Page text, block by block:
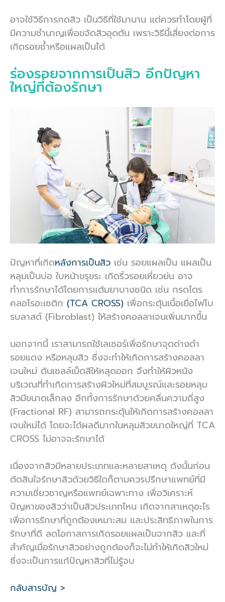
อาจใช้วิธีการกดสิว เป็นวิธีที่ใช้มานาน แต่ควรทำโดยผู้ที่
มีความชำนาญเพื่อขจัดสิวอุดตัน เพราะวิธีนี้เสี่ยงต่อการ
เกิดรอยช้ำหรือแผลเป็นได้
ร่องรอยจากการเป็นสิว อีกปัญหา
ใหญ่ที่ต้องรักษา
ปัญหาที่เกิดหลังการเป็นสิว เช่น รอยแผลเป็น แผลเป็น
หลุมเป็นบ่อ ใบหน้าขรุขระ เกิดริ้วรอยเหี่ยวย่น อาจ
ทำการรักษาได้โดยการแต้มยาบางชนิด เช่น กรดไตร
คลอโรอะเซติก (TCA CROSS) เพื่อกระตุ้นเนื้อเยื่อไฟโบ
รบลาสต์ (Fibroblast) ให้สร้างคอลลาเจนเพิ่มมากขึ้น
นอกจากนี้ เราสามารถใช้เลเซอร์เพื่อรักษาจุดด่างดำ
รอยแดง หรือหลุมสิว ซึ่งจะทำให้เกิดการสร้างคอลลา
เจนใหม่ ดันเซลล์เม็ดสีให้หลุดออก จึงทำให้ผิวหนัง
บริเวณที่ทำเกิดการสร้างผิวใหม่ที่สมบูรณ์และรอยหลุม
สิวมีขนาดเล็กลง อีกทั้งการรักษาด้วยคลื่นความถี่สูง
(Fractional RF) สามารถกระตุ้นให้เกิดการสร้างคอลลา
เจนใหม่ได้ โดยจะได้ผลดีมากในหลุมสิวขนาดใหญ่ที่ TCA
CROSS ไม่อาจจะรักษาได้
เนื่องจากสิวมีหลายประเภทและหลายสาเหตุ ดังนั้นก่อน
ตัดสินใจรักษาสิวด้วยวิธีใดก็ตามควรปรึกษาแพทย์ที่มี
ความเชี่ยวชาญหรือแพทย์เฉพาะทาง เพื่อวิเคราะห์
ปัญหาของสิวว่าเป็นสิวประเภทไหน เกิดจากสาเหตุอะไร
เพื่อการรักษาที่ถูกต้องเหมาะสม และประสิทธิภาพในการ
รักษาที่ดี ลดโอกาสการเกิดรอยแผลเป็นจากสิว และที่
สำคัญเมื่อรักษาสิวอย่างถูกต้องก็จะไม่ทำให้เกิดสิวใหม่
ซึ่งจะเป็นการแก้ปัญหาสิวที่ไม่รู้จบ
กลับสารบัญ >